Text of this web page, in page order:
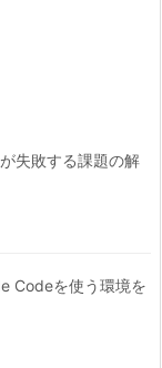
失敗する課題の解
Codeを使う環境を